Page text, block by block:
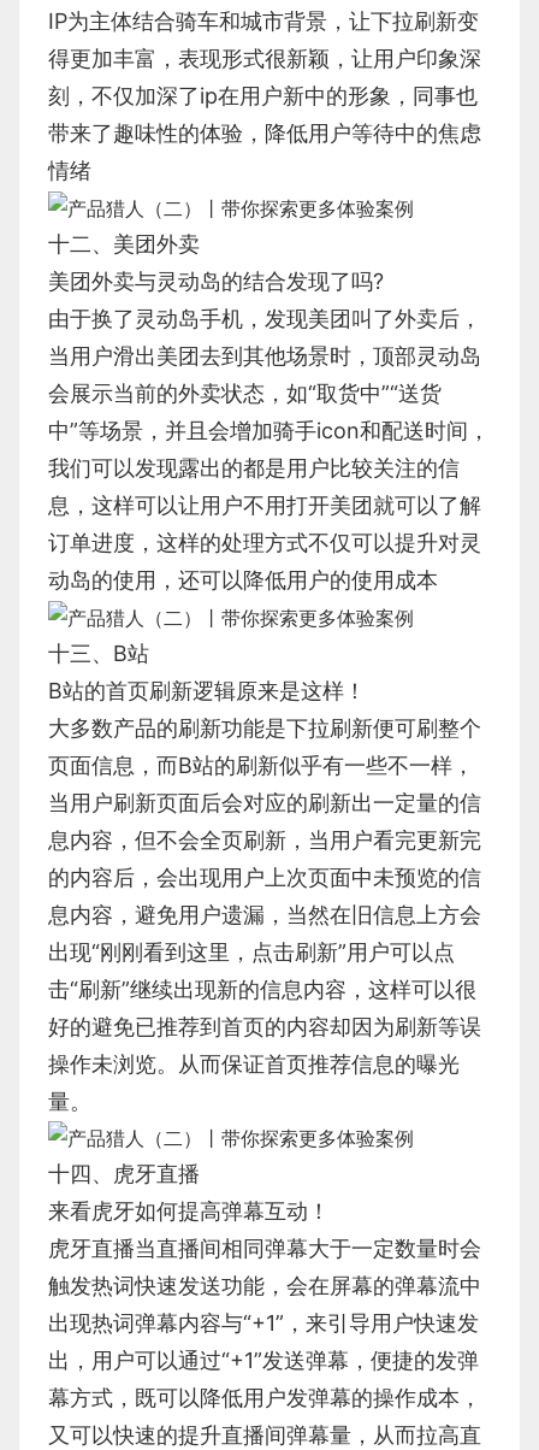
IP为主体结合骑车和城市背景，让下拉刷新变
得更加丰富，表现形式很新颖，让用户印象深
刻，不仅加深了ip在用户新中的形象，同事也
带来了趣味性的体验，降低用户等待中的焦虑
情绪
十二、美团外卖
美团外卖与灵动岛的结合发现了吗?
由于换了灵动岛手机，发现美团叫了外卖后，
当用户滑出美团去到其他场景时，顶部灵动岛
会展示当前的外卖状态，如“取货中”“送货
中”等场景，并且会增加骑手icon和配送时间，
我们可以发现露出的都是用户比较关注的信
息，这样可以让用户不用打开美团就可以了解
订单进度，这样的处理方式不仅可以提升对灵
动岛的使用，还可以降低用户的使用成本
十三、B站
B站的首页刷新逻辑原来是这样！
大多数产品的刷新功能是下拉刷新便可刷整个
页面信息，而B站的刷新似乎有一些不一样，
当用户刷新页面后会对应的刷新出一定量的信
息内容，但不会全页刷新，当用户看完更新完
的内容后，会出现用户上次页面中未预览的信
息内容，避免用户遗漏，当然在旧信息上方会
出现“刚刚看到这里，点击刷新”用户可以点
击“刷新”继续出现新的信息内容，这样可以很
好的避免已推荐到首页的内容却因为刷新等误
操作未浏览。从而保证首页推荐信息的曝光
量。
十四、虎牙直播
来看虎牙如何提高弹幕互动！
虎牙直播当直播间相同弹幕大于一定数量时会
触发热词快速发送功能，会在屏幕的弹幕流中
出现热词弹幕内容与“+1”，来引导用户快速发
出，用户可以通过“+1”发送弹幕，便捷的发弹
幕方式，既可以降低用户发弹幕的操作成本，
又可以快速的提升直播间弹幕量，从而拉高直